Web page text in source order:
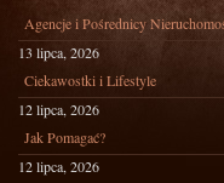
Agencje i Pośrednicy
13 lipca, 2026
Ciekawostki i Lifestyle
12 lipca, 2026
Jak Pomagać?
12 lipca, 2026